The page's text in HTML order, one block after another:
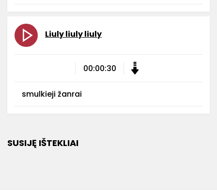
Liuly liuly liuly
00:00:30
smulkieji žanrai
SUSIJĘ IŠTEKLIAI